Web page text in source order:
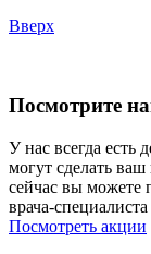
Вверх
Посмотрите
У нас всегда есть
могут сделать
сейчас вы можете
врача-
Посмотреть акции